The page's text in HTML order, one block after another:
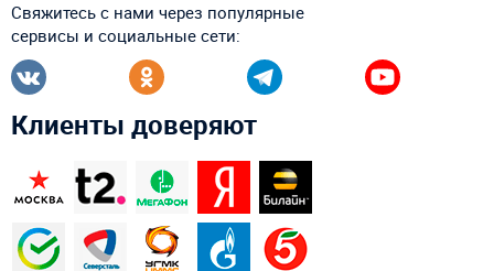
Свяжитесь с нами через популярные
сервисы и социальные сети:
Клиенты доверяют